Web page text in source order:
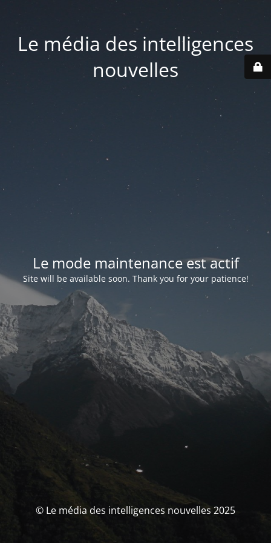
Le média des intelligences
nouvelles
Le mode maintenance est actif
Site will be available soon. Thank you for your patience!
© Le média des intelligences nouvelles 2025